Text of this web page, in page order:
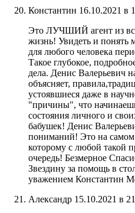
Константин 16.10.2021 в
Это ЛУЧШИЙ агент из
жизнь! Увидеть и понять
для любого человека
Такое глубокое,
дела. Денис Валерьевич
объясняет,
устоявшиеся даже в
"причины", что
состояния личного и
бабушек! Денис
пониманий! Это на
которому с любой такой
очередь! Безмерное
Звездину за помощь в
уважением Константин
Александр 15.10.2021 в